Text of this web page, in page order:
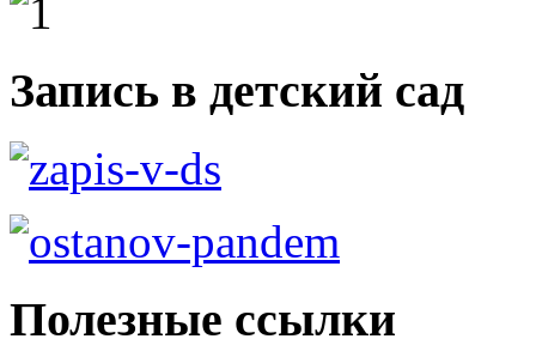
Запись в детский сад
Полезные ссылки